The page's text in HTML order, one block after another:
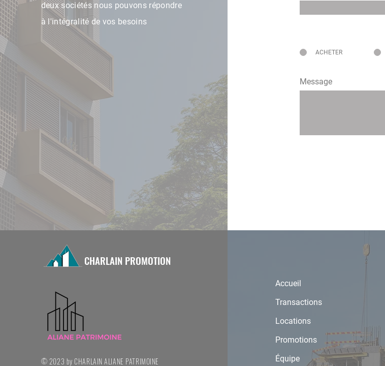
deux sociétés nous pouvons répondre
à l'intégralité de vos besoins
ACHETER
Message
CHARLAIN PROMOTION
© 2023 by CHARLAIN ALIANE PATRIMOINE
Accueil
Transactions
Locations
Promotions
Équipe